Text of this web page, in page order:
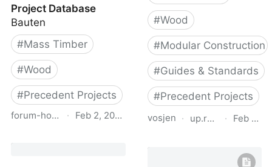
Project Database
Bauten
#Mass Timber
#Wood
#Precedent Projects
forum-holzbau.com
· Feb 2, 2024
#Wood
#Modular Construction
#Guides & Standards
#Precedent Projects
vosjen · up.raindrop.io
· Feb 19,